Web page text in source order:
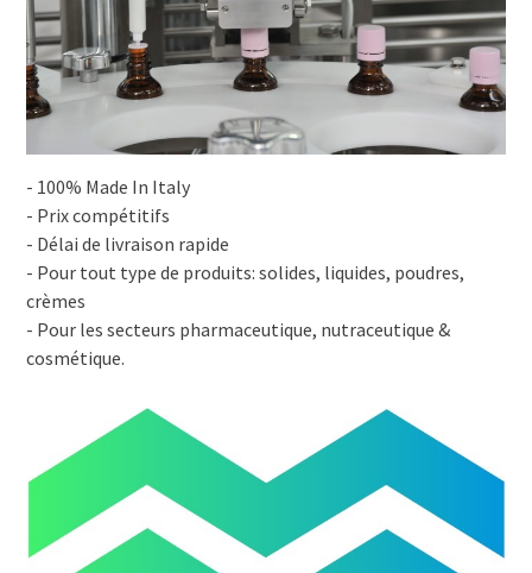
- 100% Made In Italy
- Prix compétitifs
- Délai de livraison rapide
- Pour tout type de produits: solides, liquides, poudres,
crèmes
- Pour les secteurs pharmaceutique, nutraceutique &
cosmétique.